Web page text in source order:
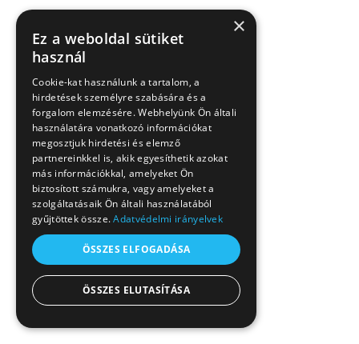
×
Ez a weboldal sütiket
használ
Cookie-kat használunk a tartalom, a
hirdetések személyre szabására és a
forgalom elemzésére. Webhelyünk Ön általi
használatára vonatkozó információkat
megosztjuk hirdetési és elemző
partnereinkkel is, akik egyesíthetik azokat
más információkkal, amelyeket Ön
biztosított számukra, vagy amelyeket a
szolgáltatásaik Ön általi használatából
gyűjtöttek össze.Adatvédelmi irányelvek
ÖSSZES ELFOGADÁSA
ÖSSZES ELUTASÍTÁSA